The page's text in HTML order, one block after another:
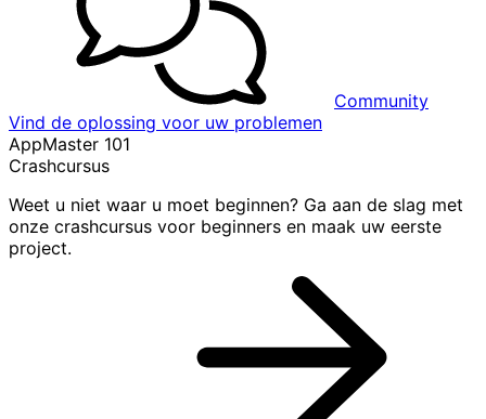
Community
Vind de oplossing voor uw problemen
AppMaster 101
Crashcursus
Weet u niet waar u moet beginnen? Ga aan de slag met
onze crashcursus voor beginners en maak uw eerste
project.